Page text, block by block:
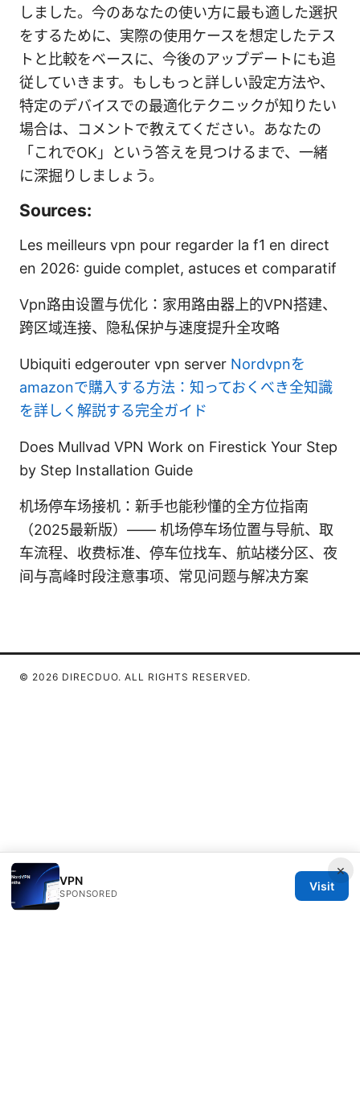
しました。今のあなたの使い方に最も適した選択
をするために、実際の使用ケースを想定したテス
トと比較をベースに、今後のアップデートにも追
従していきます。もしもっと詳しい設定方法や、
特定のデバイスでの最適化テクニックが知りたい
場合は、コメントで教えてください。あなたの
「これでOK」という答えを見つけるまで、一緒
に深掘りしましょう。
Sources:
Les meilleurs vpn pour regarder la f1 en direct
en 2026: guide complet, astuces et comparatif
Vpn路由设置与优化：家用路由器上的VPN搭建、
跨区域连接、隐私保护与速度提升全攻略
Ubiquiti edgerouter vpn server Nordvpnを
amazonで購入する方法：知っておくべき全知識
を詳しく解説する完全ガイド
Does Mullvad VPN Work on Firestick Your Step
by Step Installation Guide
机场停车场接机：新手也能秒懂的全方位指南
（2025最新版）—— 机场停车场位置与导航、取
车流程、收费标准、停车位找车、航站楼分区、夜
间与高峰时段注意事项、常见问题与解决方案
×
VPN
SPONSORED
Visit
© 2026 DIRECDUO. ALL RIGHTS RESERVED.